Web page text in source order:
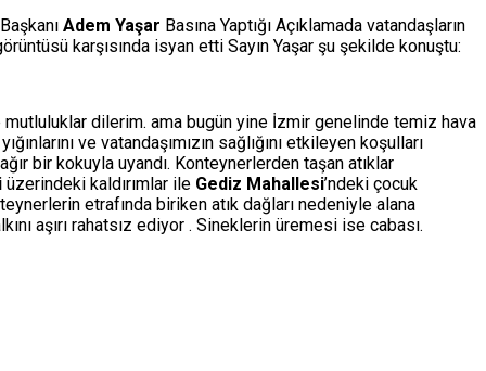
Adem Yaşar Basına Yaptığı Açıklamada vatandaşların
karşısında isyan etti Sayın Yaşar şu şekilde konuştu:
mutluluklar dilerim. ama bugün yine İzmir genelinde temiz hava
ve vatandaşımızın sağlığını etkileyen koşulları
bir kokuyla uyandı. Konteynerlerden taşan atıklar
üzerindeki kaldırımlar ile Gediz Mahallesi’ndeki çocuk
etrafında biriken atık dağları nedeniyle alana
aşırı rahatsız ediyor . Sineklerin üremesi ise cabası.